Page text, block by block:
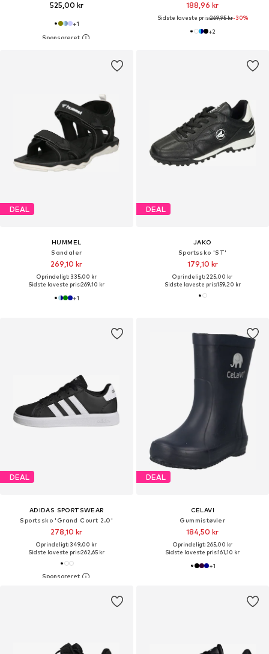
525,00 kr
+1
188,96 kr
Sidste laveste pris:269,95 kr-30%
+2
DEAL
HUMMEL
Sandaler
269,10 kr
Oprindeligt: 335,00 kr
Sidste laveste pris:269,10 kr
+1
DEAL
JAKO
Sportssko 'ST'
179,10 kr
Oprindeligt: 225,00 kr
Sidste laveste pris:159,20 kr
DEAL
ADIDAS SPORTSWEAR
Sportssko 'Grand Court 2.0'
278,10 kr
Oprindeligt: 349,00 kr
Sidste laveste pris:262,65 kr
DEAL
CELAVI
Gummistøvler
184,50 kr
Oprindeligt: 265,00 kr
Sidste laveste pris:161,10 kr
+1